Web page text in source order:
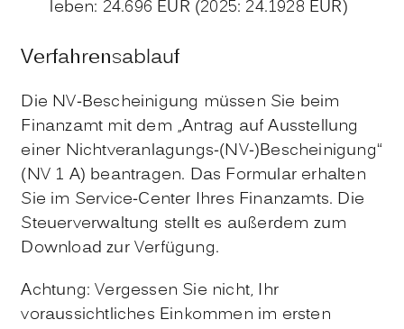
leben: 24.696 EUR (2025: 24.1928 EUR)
Verfahrensablauf
Die NV-Bescheinigung müssen Sie beim
Finanzamt mit dem „Antrag auf Ausstellung
einer Nichtveranlagungs-(NV-)Bescheinigung“
(NV 1 A) beantragen. Das Formular erhalten
Sie im Service-Center Ihres Finanzamts. Die
Steuerverwaltung stellt es außerdem zum
Download zur Verfügung.
Achtung: Vergessen Sie nicht, Ihr
voraussichtliches Einkommen im ersten